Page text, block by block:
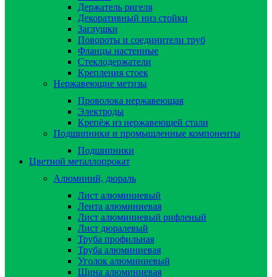
Держатель ригеля
Декоративный низ стойки
Заглушки
Повороты и соединители труб
Фланцы настенные
Стеклодержатели
Крепления стоек
Нержавеющие метизы
Проволока нержавеющая
Электроды
Крепёж из нержавеющей стали
Подшипники и промышленные компоненты
Подшипники
Цветной металлопрокат
Алюминий, дюраль
Лист алюминиевый
Лента алюминиевая
Лист алюминиевый рифленый
Лист дюралевый
Труба профильная
Труба алюминиевая
Уголок алюминиевый
Шина алюминиевая